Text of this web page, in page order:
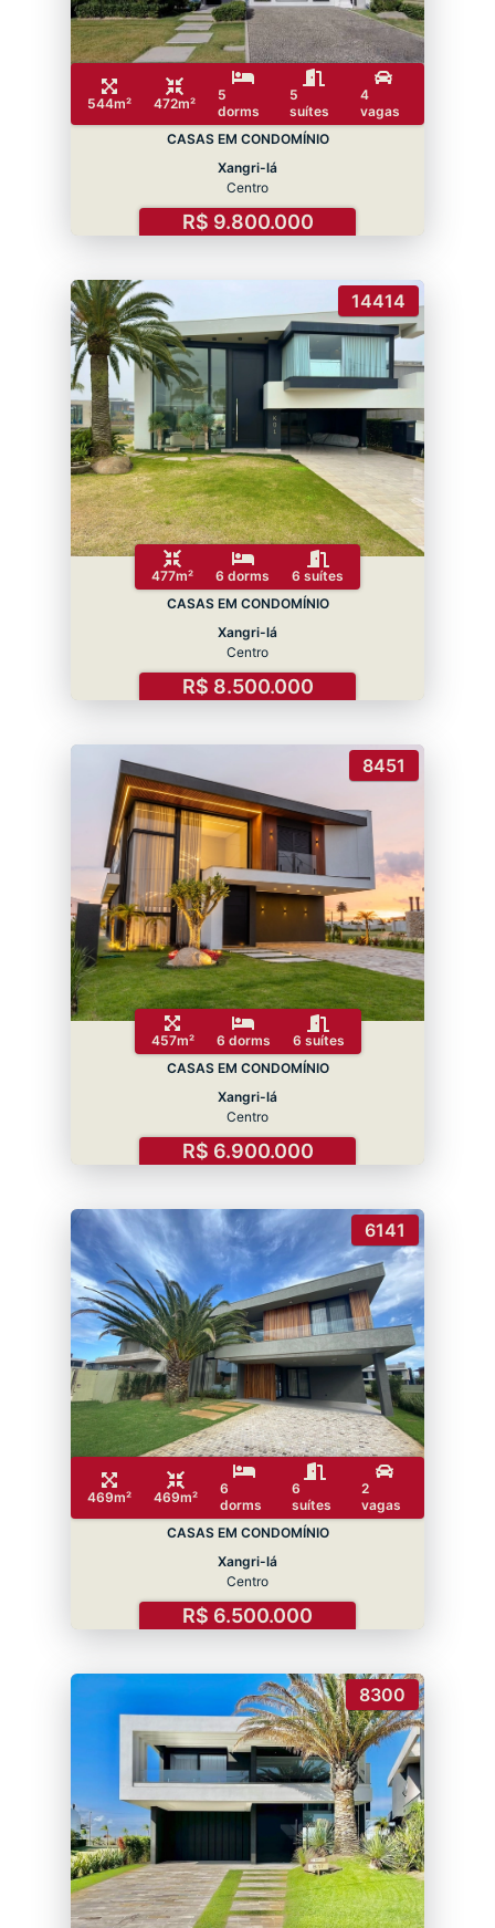
544m² 472m²
5
dorms
5
suítes
4
vagas
CASAS EM CONDOMÍNIO
Xangri-lá
Centro
R$ 9.800.000
14414
477m² 6 dorms
6 suítes
CASAS EM CONDOMÍNIO
Xangri-lá
Centro
R$ 8.500.000
8451
457m² 6 dorms
6 suítes
CASAS EM CONDOMÍNIO
Xangri-lá
Centro
R$ 6.900.000
6141
469m² 469m²
6
dorms
6
suítes
2
vagas
CASAS EM CONDOMÍNIO
Xangri-lá
Centro
R$ 6.500.000
8300